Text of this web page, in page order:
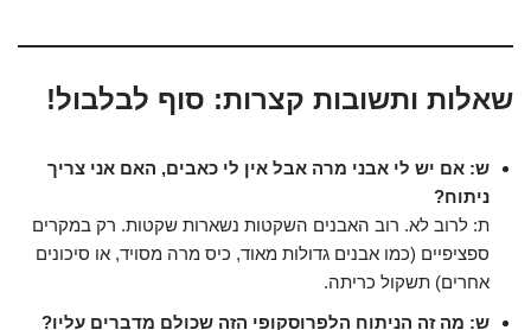
שאלות ותשובות קצרות: סוף לבלבול!
ש: אם יש לי אבני מרה אבל אין לי כאבים, האם אני צריך
ניתוח?
ת: לרוב לא. רוב האבנים השקטות נשארות שקטות. רק במקרים
ספציפיים (כמו אבנים גדולות מאוד, כיס מרה מסויד, או סיכונים
אחרים) תשקול כריתה.
ש: מה זה הניתוח הלפרוסקופי הזה שכולם מדברים עליו?